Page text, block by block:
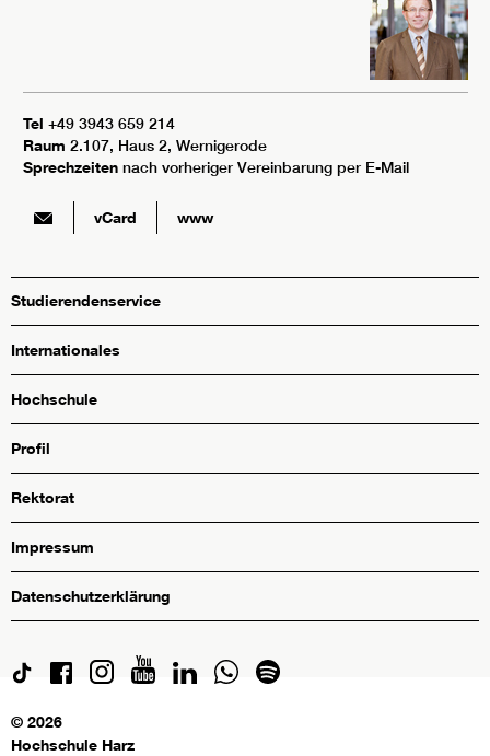
Tel +49 3943 659 214
Raum 2.107, Haus 2, Wernigerode
Sprechzeiten nach vorheriger Vereinbarung per E-Mail
vCard www
Studierendenservice
Internationales
Hochschule
Profil
Rektorat
Impressum
Datenschutzerklärung
© 2026
Hochschule Harz